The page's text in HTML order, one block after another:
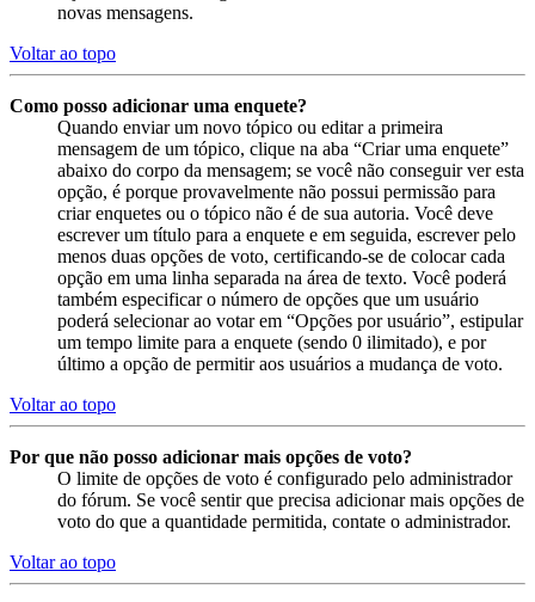
novas mensagens.
Voltar ao topo
Como posso adicionar uma enquete?
Quando enviar um novo tópico ou editar a primeira
mensagem de um tópico, clique na aba “Criar uma enquete”
abaixo do corpo da mensagem; se você não conseguir ver esta
opção, é porque provavelmente não possui permissão para
criar enquetes ou o tópico não é de sua autoria. Você deve
escrever um título para a enquete e em seguida, escrever pelo
menos duas opções de voto, certificando-se de colocar cada
opção em uma linha separada na área de texto. Você poderá
também especificar o número de opções que um usuário
poderá selecionar ao votar em “Opções por usuário”, estipular
um tempo limite para a enquete (sendo 0 ilimitado), e por
último a opção de permitir aos usuários a mudança de voto.
Voltar ao topo
Por que não posso adicionar mais opções de voto?
O limite de opções de voto é configurado pelo administrador
do fórum. Se você sentir que precisa adicionar mais opções de
voto do que a quantidade permitida, contate o administrador.
Voltar ao topo